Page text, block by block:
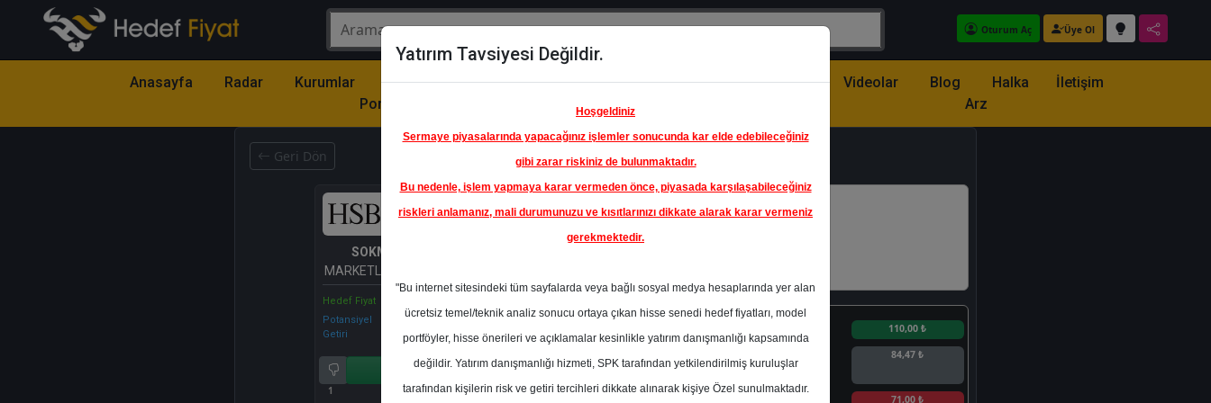
Oturum Aç Üye Ol
Anasayfa Radar Kurumlar
Model
Portföy
Hisse
Öne
Çıkanlar
Raporlar Partnerlerimiz Videolar Blog
Halka
Arz
İletişim
Geri Dön
SOKM
MARKETLER TICARET
Hedef Fiyat
Potansiyel
Getiri
%0.00
1 4
En Yüksek Tahmin 110,00 ₺
Ortalama Fiyat
Tahmini
84,47 ₺
71,00 ₺
Yatırım Tavsiyesi Değildir.
Hoşgeldiniz
Sermaye piyasalarında yapacağınız işlemler sonucunda kar elde edebileceğiniz
gibi zarar riskiniz de bulunmaktadır.
Bu nedenle, işlem yapmaya karar vermeden önce, piyasada karşılaşabileceğiniz
riskleri anlamanız, mali durumunuzu ve kısıtlarınızı dikkate alarak karar vermeniz
gerekmektedir.
"Bu internet sitesindeki tüm sayfalarda veya bağlı sosyal medya hesaplarında yer alan
ücretsiz temel/teknik analiz sonucu ortaya çıkan hisse senedi hedef fiyatları, model
portföyler, hisse önerileri ve açıklamalar kesinlikle yatırım danışmanlığı kapsamında
değildir. Yatırım danışmanlığı hizmeti, SPK tarafından yetkilendirilmiş kuruluşlar
tarafından kişilerin risk ve getiri tercihleri dikkate alınarak kişiye Özel sunulmaktadır.